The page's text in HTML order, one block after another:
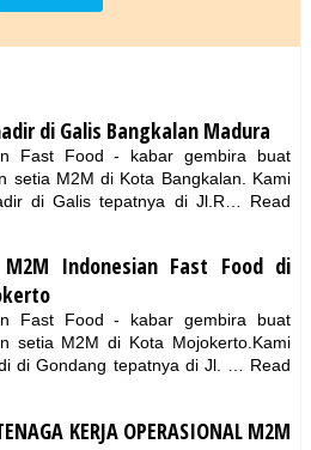
di Galis Bangkalan Madura
Fast Food - kabar gembira buat
setia M2M di Kota Bangkalan. Kami
di Galis tepatnya di Jl.R…
Read
Indonesian Fast Food di
Fast Food - kabar gembira buat
setia M2M di Kota Mojokerto.Kami
di Gondang tepatnya di Jl. …
Read
KERJA OPERASIONAL M2M